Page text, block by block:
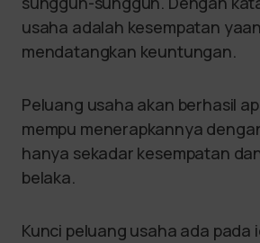
usaha adalah kesempatan
mendatangkan keuntungan.
Peluang usaha akan berhasil
mempu menerapkannya
hanya sekadar kesempatan
belaka.
Kunci peluang usaha ada pada